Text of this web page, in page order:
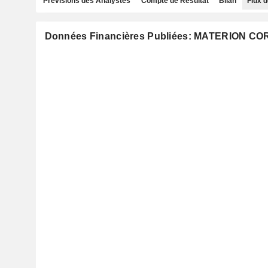
Données Financières Publiées: MATERION